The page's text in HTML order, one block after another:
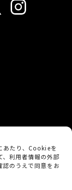
あたり、Cookieを
、利用者情報の外部
認のうえで同意をお